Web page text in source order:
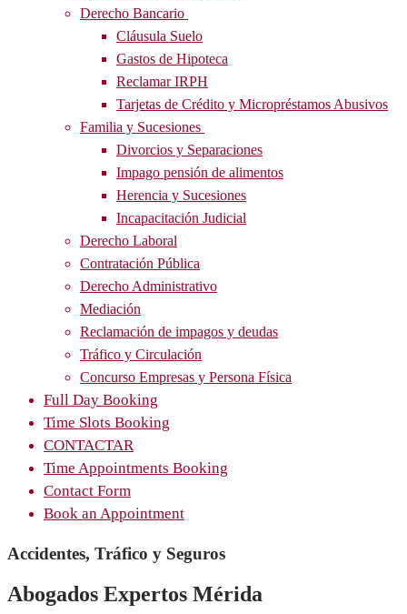
Derecho Bancario
Cláusula Suelo
Gastos de Hipoteca
Reclamar IRPH
Tarjetas de Crédito y Micropréstamos Abusivos
Familia y Sucesiones
Divorcios y Separaciones
Impago pensión de alimentos
Herencia y Sucesiones
Incapacitación Judicial
Derecho Laboral
Contratación Pública
Derecho Administrativo
Mediación
Reclamación de impagos y deudas
Tráfico y Circulación
Concurso Empresas y Persona Física
Full Day Booking
Time Slots Booking
CONTACTAR
Time Appointments Booking
Contact Form
Book an Appointment
Accidentes, Tráfico y Seguros
Abogados Expertos Mérida